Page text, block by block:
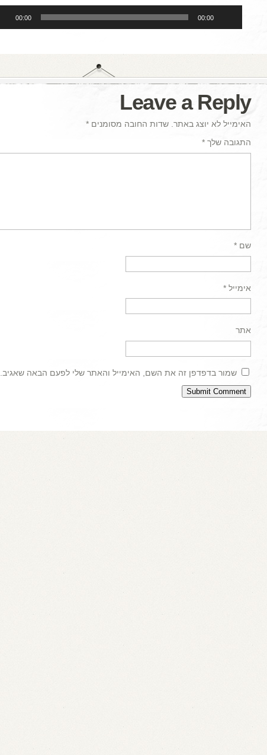
00:00
00:00
Leave a Reply
האימייל לא יוצג באתר. שדות החובה מסומנים *
התגובה שלך *
שם *
אימייל *
אתר
שמור בדפדפן זה את השם, האימייל והאתר שלי לפעם הבאה שאגיב.